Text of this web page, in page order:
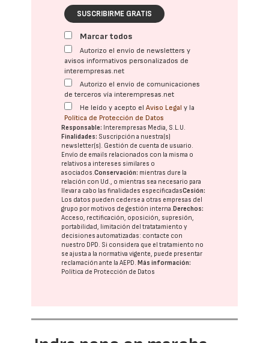
SUSCRIBIRME GRATIS
Marcar todos
Autorizo el envío de newsletters y
avisos informativos personalizados de
interempresas.net
Autorizo el envío de comunicaciones
de terceros vía interempresas.net
He leído y acepto elAviso Legal y la
Política de Protección de Datos
Responsable: Interempresas Media, S.L.U.
Finalidades: Suscripción a nuestra(s)
newsletter(s). Gestión de cuenta de usuario.
Envío de emails relacionados con la misma o
relativos a intereses similares o
asociados.Conservación: mientras dure la
relación con Ud., o mientras sea necesario para
llevar a cabo las finalidades especificadasCesión:
Los datos pueden cederse a otras empresas del
grupo por motivos de gestión interna.Derechos:
Acceso, rectificación, oposición, supresión,
portabilidad, limitación del tratatamiento y
decisiones automatizadas: contacte con
nuestro DPD. Si considera que el tratamiento no
se ajusta a la normativa vigente, puede presentar
reclamación ante laAEPD.Más información:
Política de Protección de Datos